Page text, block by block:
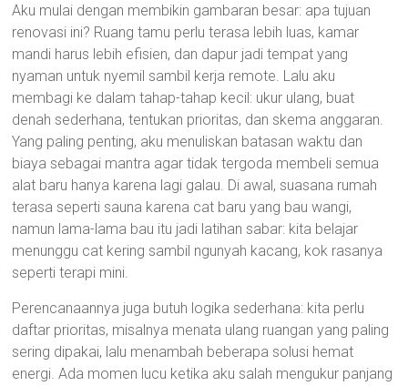
Aku mulai dengan membikin gambaran besar: apa tujuan
renovasi ini? Ruang tamu perlu terasa lebih luas, kamar
mandi harus lebih efisien, dan dapur jadi tempat yang
nyaman untuk nyemil sambil kerja remote. Lalu aku
membagi ke dalam tahap-tahap kecil: ukur ulang, buat
denah sederhana, tentukan prioritas, dan skema anggaran.
Yang paling penting, aku menuliskan batasan waktu dan
biaya sebagai mantra agar tidak tergoda membeli semua
alat baru hanya karena lagi galau. Di awal, suasana rumah
terasa seperti sauna karena cat baru yang bau wangi,
namun lama-lama bau itu jadi latihan sabar: kita belajar
menunggu cat kering sambil ngunyah kacang, kok rasanya
seperti terapi mini.
Perencanaannya juga butuh logika sederhana: kita perlu
daftar prioritas, misalnya menata ulang ruangan yang paling
sering dipakai, lalu menambah beberapa solusi hemat
energi. Ada momen lucu ketika aku salah mengukur panjang